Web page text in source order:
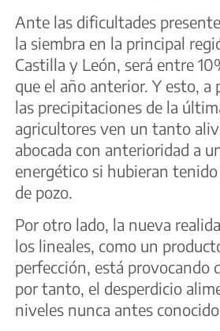
Ante las dificultades
la siembra en la principal
Castilla y León, será entre
que el año anterior. Y esto, a
las precipitaciones de la
agricultores ven un tanto
abocada con anterioridad a
energético si hubieran
de pozo.
Por otro lado, la nueva
los lineales, como un
perfección, está provocando
por tanto, el desperdicio
niveles nunca antes